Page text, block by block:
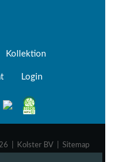
Kollektion
Login
| Kolster BV | Sitemap